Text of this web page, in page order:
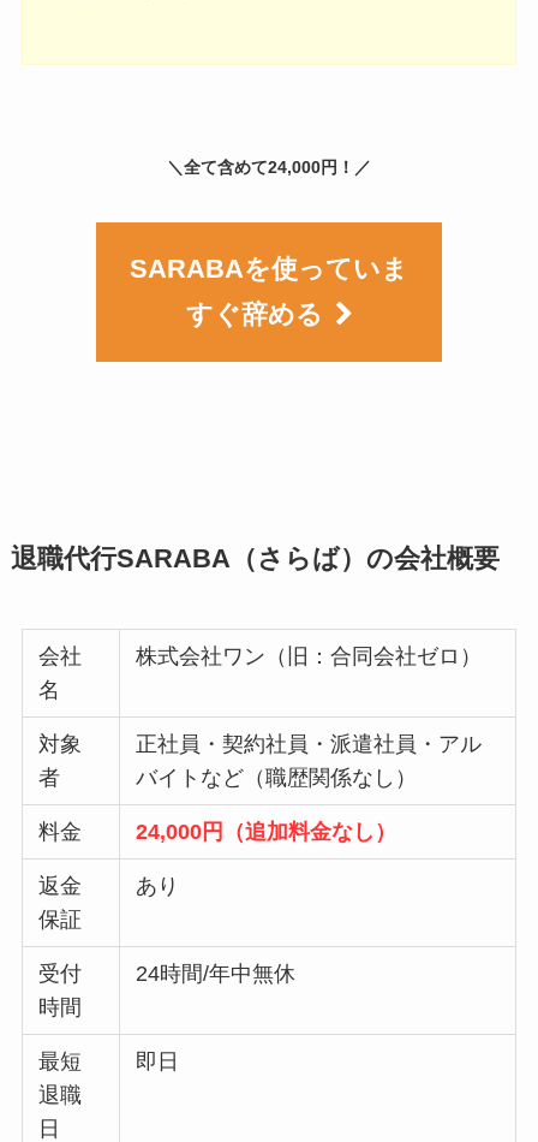
＼全て含めて24,000円！／
SARABAを使っていま
すぐ辞める
退職代行SARABA（さらば）の会社概要
会社
名
株式会社ワン（旧：合同会社ゼロ）
対象
者
正社員・契約社員・派遣社員・アル
バイトなど（職歴関係なし）
料金 24,000円（追加料金なし）
返金
保証
あり
受付
時間
24時間/年中無休
最短
退職
日
即日